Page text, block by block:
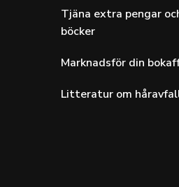
Tjäna extra pengar
böcker
Marknadsför din
Litteratur om